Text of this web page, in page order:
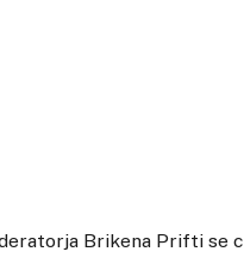
Brikena Prifti se